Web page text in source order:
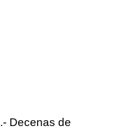
.- Decenas de